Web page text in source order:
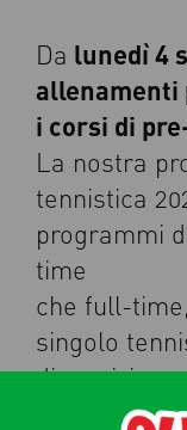
Da lunedì 4
allenamenti
i corsi di
La nostra
tennistica
programmi
time
che full-
singolo
la nuova